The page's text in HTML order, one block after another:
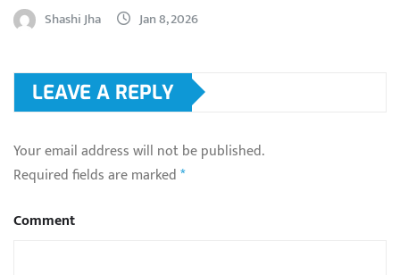
Shashi Jha Jan 8, 2026
LEAVE A REPLY
Your email address will not be published.
Required fields are marked*
Comment